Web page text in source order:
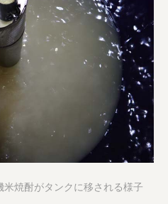
焼酎がタンクに移される様子